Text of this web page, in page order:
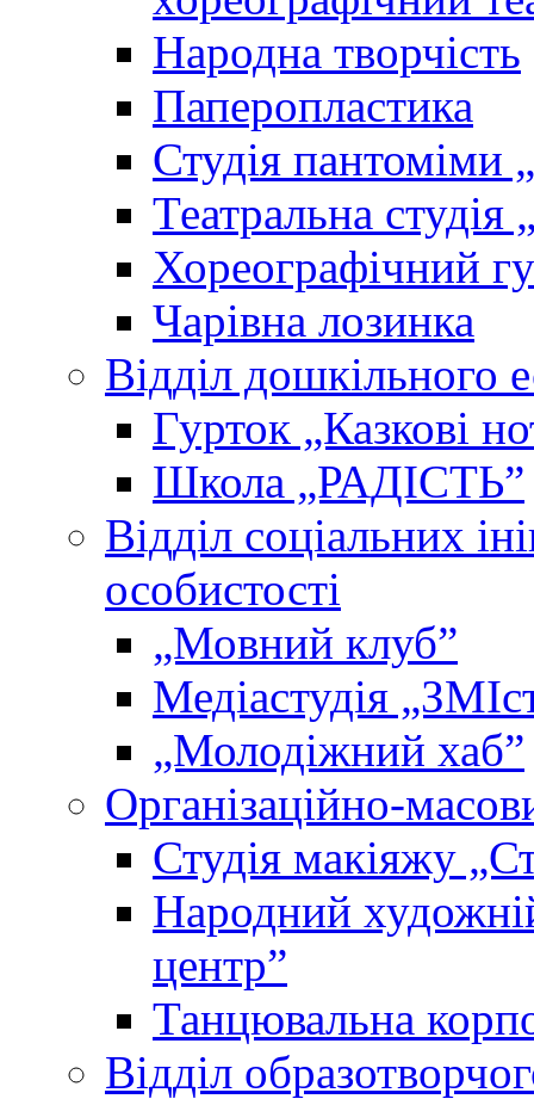
Народна творчість
Паперопластика
Студія пантоміми
Театральна студія
Хореографічний
Чарівна лозинка
Відділ дошкільного
Гурток „Казкові
Школа „РАДІСТЬ”
Відділ соціальних
особистості
„Мовний клубˮ
Медіастудія
„Молодіжний хабˮ
Організаційно-
Студія макіяжу
Народний
центр”
Танцювальна
Відділ